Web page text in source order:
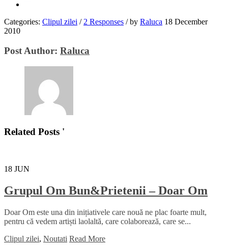
Categories: Clipul zilei / 2 Responses /by Raluca 18 December
2010
Post Author: Raluca
Related Posts '
18 JUN
Grupul Om Bun&Prietenii – Doar Om
Doar Om este una din inițiativele care nouă ne plac foarte mult,
pentru că vedem artiști laolaltă, care colaborează, care se...
Clipul zilei, Noutati Read More